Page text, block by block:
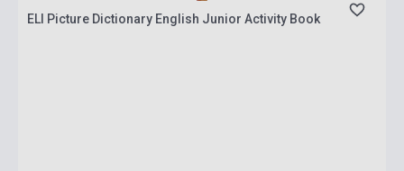
ELI Picture Dictionary English Junior Activity Book